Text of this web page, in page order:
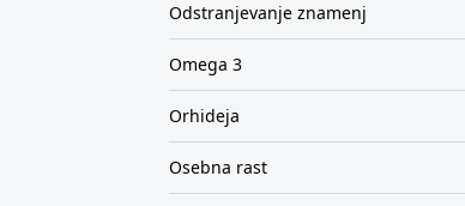
Odstranjevanje znamenj
Omega 3
Orhideja
Osebna rast